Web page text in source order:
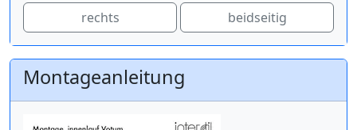
rechts
beidseitig
Montageanleitung